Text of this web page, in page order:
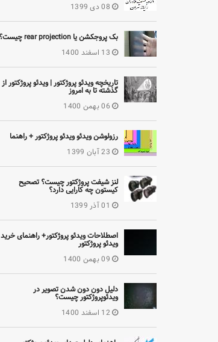
08 دی 1399
بک پروجکشن یا rear projection چیست؟
13 اسفند 1400
تاریخچه ویدئو پروژکتور | ویدئو پروژکتور از
گذشته تا به امروز
06 بهمن 1400
رزولوشن ویدئو ویدئو پروژکتور + راهنما
23 آبان 1399
لنز شیفت پروژکتور چیست؟ تصحیح
کیستون چه کارایی دارد؟
01 آذر 1399
اصطلاحات ویدئو پروژکتور+ راهنمای خرید
ویدئو پروژکتور
09 بهمن 1400
دلیل دون دون شدن تصویر در
ویدئوپروژکتور چیست؟
12 اسفند 1400